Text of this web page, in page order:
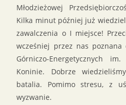
Młodzieżowej
Kilka minut później już
zawalczenia o I miejsce!
wcześniej przez nas poznana
Górniczo-Energetycznych
Koninie. Dobrze
batalia. Pomimo stresu, z
wyzwanie.